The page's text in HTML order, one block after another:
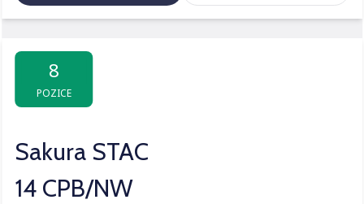
8
POZICE
Sakura STAC
14 CPB/NW